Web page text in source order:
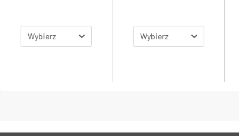
Wybierz Wybierz